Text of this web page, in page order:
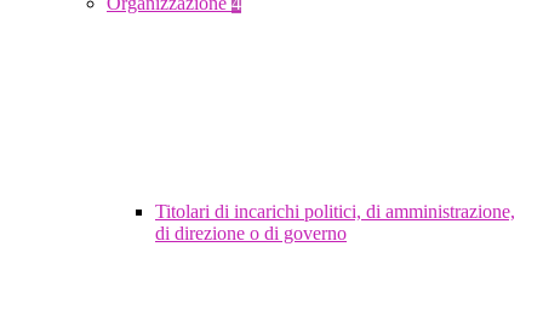
Titolari di incarichi politici, di amministrazione,
di direzione o di governo